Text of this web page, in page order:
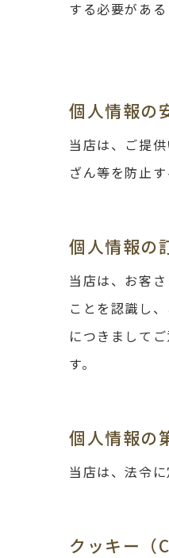
する必要があ
個人情報の
当店は、ご提
ざん等を防止
個人情報の
当店は、お客
ことを認識し
につきまして
す。
個人情報の
当店は、法令
クッキー（